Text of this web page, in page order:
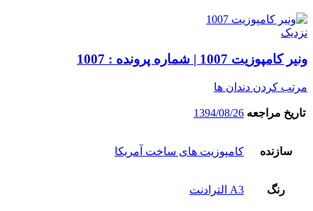
نزدیک
ونیر کامپوزیت 1007 | شماره پرونده : 1007
مرتب کردن دندان ها
تاریخ مراجعه 1394/08/26
سازنده کامپوزیت های ساخت آمریکا
رنگ A3 الترادنت